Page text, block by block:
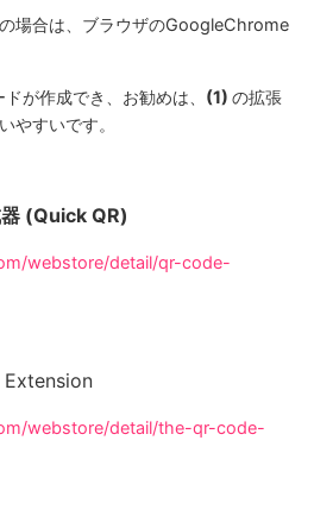
場合は、ブラウザのGoogleChrome
が作成でき、お勧めは、 (1) の拡張
やすいです。
(Quick QR)
webstore/detail/qr-code-
webstore/detail/the-qr-code-